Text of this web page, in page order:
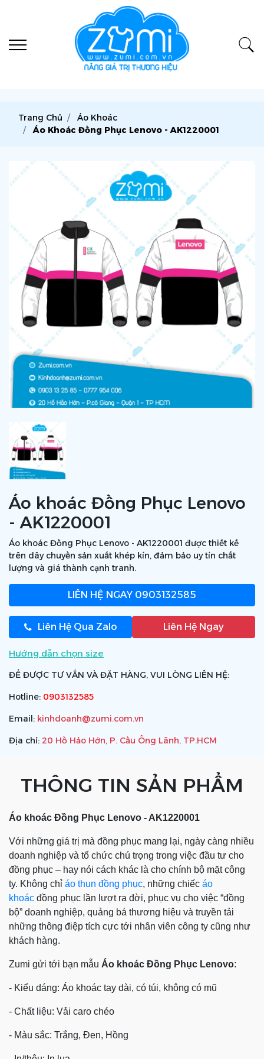
Trang Chủ
Áo Khoác
Áo Khoác Đồng Phục Lenovo - AK1220001
Áo khoác Đồng Phục Lenovo
- AK1220001
Áo khoác Đồng Phục Lenovo - AK1220001 được thiết kế
trên dây chuyền sản xuất khép kín, đảm bảo uy tín chất
lượng và giá thành cạnh tranh.
LIÊN HỆ NGAY 0903132585
Liên Hệ Qua Zalo Liên Hệ Ngay
Hướng dẫn chọn size
ĐỂ ĐƯỢC TƯ VẤN VÀ ĐẶT HÀNG, VUI LÒNG LIÊN HỆ:
Hotline: 0903132585
Email: kinhdoanh@zumi.com.vn
Địa chỉ: 20 Hồ Hảo Hớn, P. Cầu Ông Lãnh, TP.HCM
THÔNG TIN SẢN PHẨM
Áo khoác Đồng Phục Lenovo - AK1220001
Với những giá trị mà đồng phục mang lại, ngày càng nhiều
doanh nghiệp và tổ chức chú trọng trong việc đầu tư cho
đồng phục – hay nói cách khác là cho chính bộ mặt công
ty. Không chỉ áo thun đồng phục, những chiếc áo
khoác đồng phục lần lượt ra đời, phục vụ cho việc “đồng
bộ” doanh nghiệp, quảng bá thương hiệu và truyền tải
những thông điệp tích cực tới nhân viên công ty cũng như
khách hàng.
Zumi gửi tới bạn mẫu Áo khoác Đồng Phục Lenovo:
- Kiểu dáng: Áo khoác tay dài, có túi, không có mũ
- Chất liệu: Vải caro chéo
- Màu sắc: Trắng, Đen, Hồng